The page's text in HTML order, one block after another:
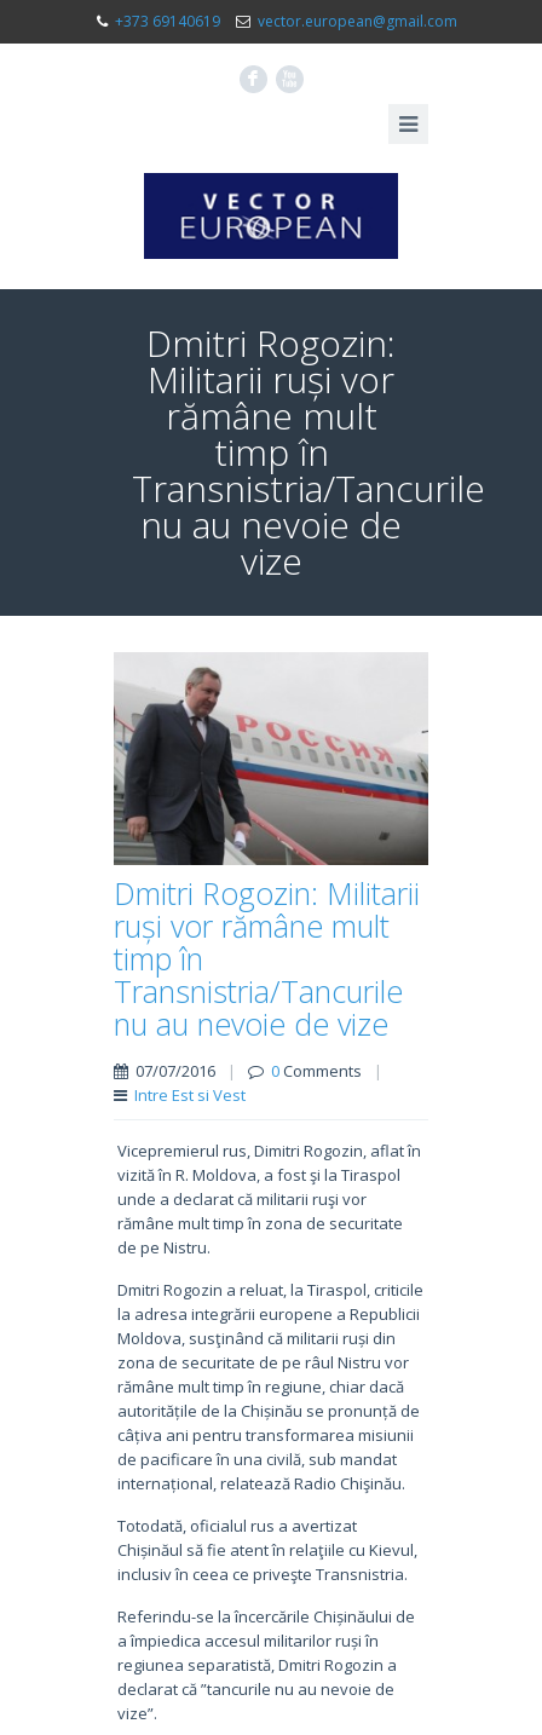
+373 69140619 vector.european@gmail.com
F X
Dmitri Rogozin:
Militarii ruși vor
rămâne mult
timp în
Transnistria/Tancurile
nu au nevoie de
vize
Dmitri Rogozin: Militarii
ruși vor rămâne mult
timp în
Transnistria/Tancurile
nu au nevoie de vize
07/07/2016 | 0Comments
|
Intre Est si Vest
Vicepremierul rus, Dimitri Rogozin, aflat în
vizită în R. Moldova, a fost şi la Tiraspol
unde a declarat că militarii ruşi vor
rămâne mult timp în zona de securitate
de pe Nistru.
Dmitri Rogozin a reluat, la Tiraspol, criticile
la adresa integrării europene a Republicii
Moldova, susţinând că militarii ruși din
zona de securitate de pe râul Nistru vor
rămâne mult timp în regiune, chiar dacă
autoritățile de la Chișinău se pronunță de
câțiva ani pentru transformarea misiunii
de pacificare în una civilă, sub mandat
internațional, relatează Radio Chişinău.
Totodată, oficialul rus a avertizat
Chișinăul să fie atent în relaţiile cu Kievul,
inclusiv în ceea ce priveşte Transnistria.
Referindu-se la încercările Chișinăului de
a împiedica accesul militarilor ruși în
regiunea separatistă, Dmitri Rogozin a
declarat că ”tancurile nu au nevoie de
vize”.